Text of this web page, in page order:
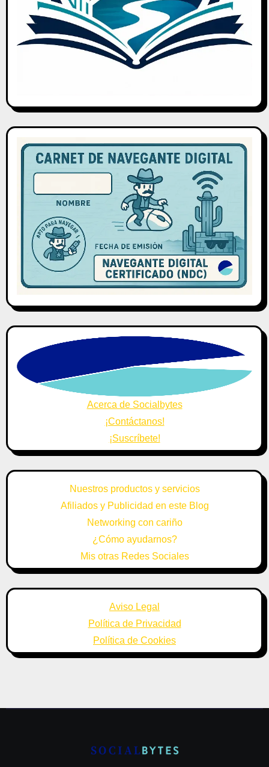
Acerca de Socialbytes
¡Contáctanos!
¡Suscríbete!
Nuestros productos y servicios
Afiliados y Publicidad en este Blog
Networking con cariño
¿Cómo ayudarnos?
Mis otras Redes Sociales
Aviso Legal
Política de Privacidad
Política de Cookies